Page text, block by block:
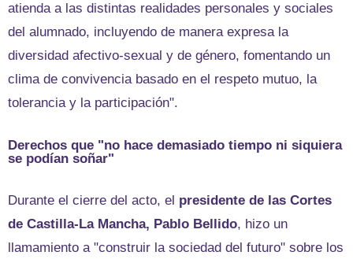
atienda a las distintas realidades personales y sociales
del alumnado, incluyendo de manera expresa la
diversidad afectivo-sexual y de género, fomentando un
clima de convivencia basado en el respeto mutuo, la
tolerancia y la participación".
Derechos que "no hace demasiado tiempo ni siquiera
se podían soñar"
Durante el cierre del acto, el presidente de las Cortes
de Castilla-La Mancha, Pablo Bellido, hizo un
llamamiento a "construir la sociedad del futuro" sobre los